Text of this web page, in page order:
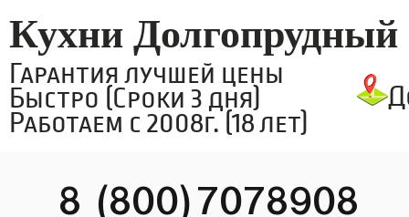
Кухни Долгопрудный
Гарантия лучшей цены
Быстро (Сроки 3 дня)
Работаем с 2008г. (18 лет)
8 (800)7078908